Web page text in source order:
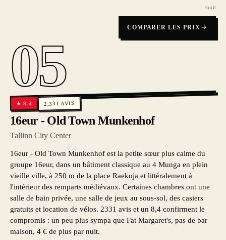
/nuit
COMPARER LES PRIX
05
★8.4 2,331 AVIS
16eur - Old Town Munkenhof
Tallinn City Center
16eur - Old Town Munkenhof est la petite sœur plus calme du
groupe 16eur, dans un bâtiment classique au 4 Munga en plein
vieille ville, à 250 m de la place Raekoja et littéralement à
l'intérieur des remparts médiévaux. Certaines chambres ont une
salle de bain privée, une salle de jeux au sous-sol, des casiers
gratuits et location de vélos. 2331 avis et un 8,4 confirment le
compromis : un peu plus sympa que Fat Margaret's, pas de bar
maison, 4 € de plus par nuit.